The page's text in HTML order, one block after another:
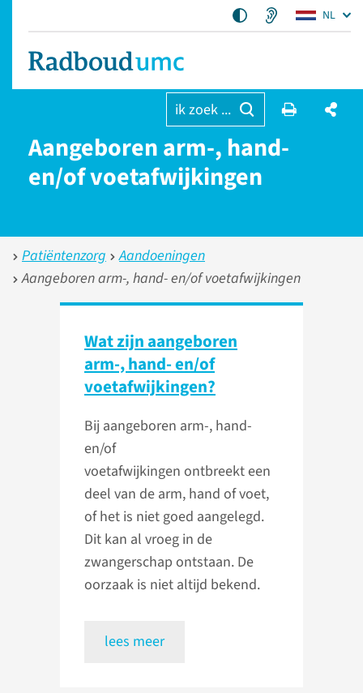
NL
ik zoek ...
Aangeboren arm-, hand-
en/of voetafwijkingen
Patiëntenzorg
Aandoeningen
Aangeboren arm-, hand- en/of voetafwijkingen
Wat zijn aangeboren
arm-, hand- en/of
voetafwijkingen?
Bij aangeboren arm-, hand-
en/of
voetafwijkingen ontbreekt een
deel van de arm, hand of voet,
of het is niet goed aangelegd.
Dit kan al vroeg in de
zwangerschap ontstaan. De
oorzaak is niet altijd bekend.
lees meer